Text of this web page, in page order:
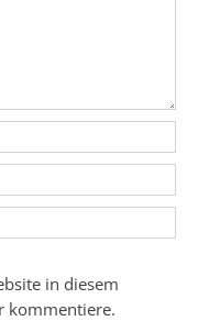
in diesem
kommentiere.